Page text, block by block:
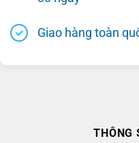
Giao hàng toàn
THÔNG